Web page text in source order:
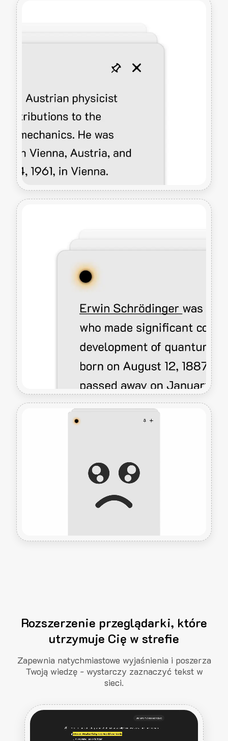
Rozszerzenie przeglądarki, które
utrzymuje Cię w strefie
Zapewnia natychmiastowe wyjaśnienia i poszerza
Twoją wiedzę - wystarczy zaznaczyć tekst w
sieci.